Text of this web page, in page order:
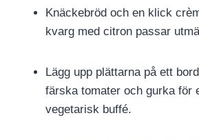
Knäckebröd och en klick
kvarg med citron passar
Lägg upp plättarna på ett
färska tomater och gurka för
vegetarisk buffé.